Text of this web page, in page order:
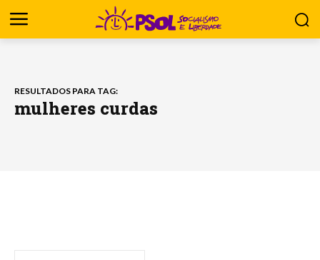
RESULTADOS PARA TAG:
mulheres curdas